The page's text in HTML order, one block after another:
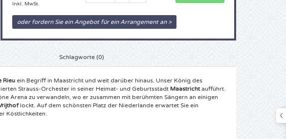
Inkl. MwSt.
oder fordern Sie ein Angebot für ein Arrangement an >
Schlagworte (0)
Rieuein Begriff in Maastricht und weit darüber hinaus. Unser König des
Strauss-Orchester in seiner Heimat- und Geburtsstadt Maastrichtaufführt.
Arena zu verwandeln, wo er zusammen mit berühmten Sängern an einigen
lockt. Auf dem schönsten Platz der Niederlande erwartet Sie ein
Köstlichkeiten.